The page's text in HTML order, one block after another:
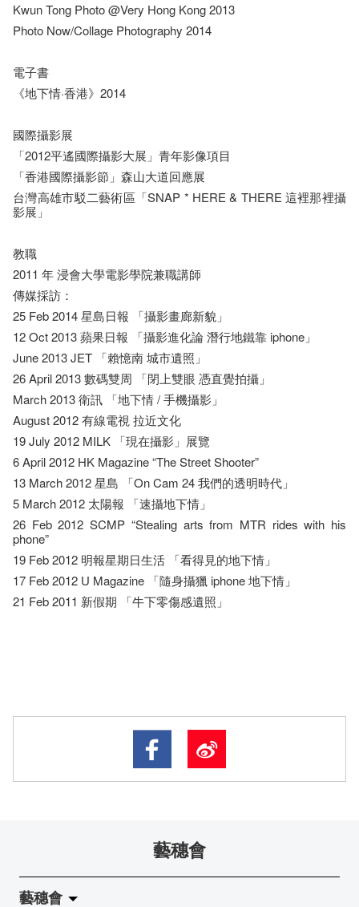
Kwun Tong Photo @Very Hong Kong 2013
Photo Now/Collage Photography 2014
電子書
《地下情·香港》2014
國際攝影展
「2012平遙國際攝影大展」青年影像項目
「香港國際攝影節」森山大道回應展
台灣高雄市駁二藝術區「SNAP * HERE & THERE 這裡那裡攝
影展」
教職
2011 年 浸會大學電影學院兼職講師
傳媒採訪：
25 Feb 2014 星島日報 「攝影畫廊新貌」
12 Oct 2013 蘋果日報 「攝影進化論 潛行地鐵靠 iphone」
June 2013 JET 「賴憶南 城市遺照」
26 April 2013 數碼雙周 「閉上雙眼 憑直覺拍攝」
March 2013 衛訊 「地下情 / 手機攝影」
August 2012 有線電視 拉近文化
19 July 2012 MILK 「現在攝影」展覽
6 April 2012 HK Magazine “The Street Shooter”
13 March 2012 星島 「On Cam 24 我們的透明時代」
5 March 2012 太陽報 「速攝地下情」
26 Feb 2012 SCMP “Stealing arts from MTR rides with his
phone”
19 Feb 2012 明報星期日生活 「看得見的地下情」
17 Feb 2012 U Magazine 「隨身攝獵 iphone 地下情」
21 Feb 2011 新假期 「牛下零傷感遺照」
藝穗會
藝穗會